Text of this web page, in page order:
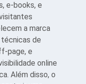
e-books, e
a marca
de
page, e
online
Além disso, o